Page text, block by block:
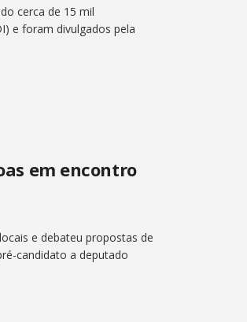
cerca de 15 mil
e foram divulgados pela
em encontro
e debateu propostas de
candidato a deputado